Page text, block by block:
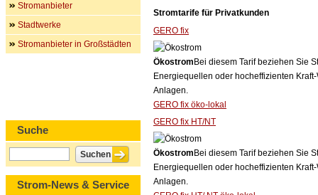
Stromtarife für Privatkunden
GERO fix
Ökostrom Bei diesem Tarif beziehen Sie
Energiequellen oder hocheffizienten
Anlagen.
GERO fix öko-lokal
GERO fix HT/NT
Ökostrom Bei diesem Tarif beziehen Sie
Energiequellen oder hocheffizienten
Anlagen.
Stromanbieter
Stadtwerke
Stromanbieter in Großstädten
Suche
Strom-News & Service